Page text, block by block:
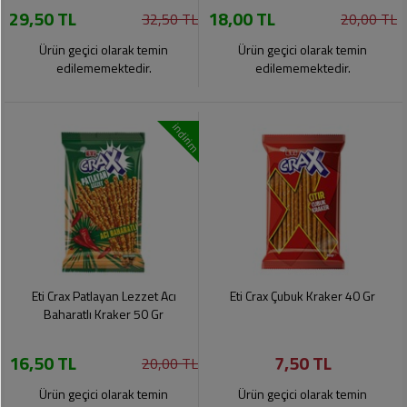
Pet
29,50 TL 32,50 TL
Ürün geçici olarak temin
edilememektedir.
18,00 TL 20,00 TL
Ürün geçici olarak temin
edilememektedir.
indirim
Eti Crax Patlayan Lezzet Acı
Baharatlı Kraker 50 Gr
16,50 TL 20,00 TL
Ürün geçici olarak temin
Eti Crax Çubuk Kraker 40 Gr
7,50 TL
Ürün geçici olarak temin